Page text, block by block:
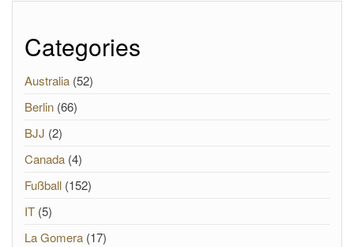
Categories
Australia (52)
Berlin (66)
BJJ (2)
Canada (4)
Fußball (152)
IT (5)
La Gomera (17)